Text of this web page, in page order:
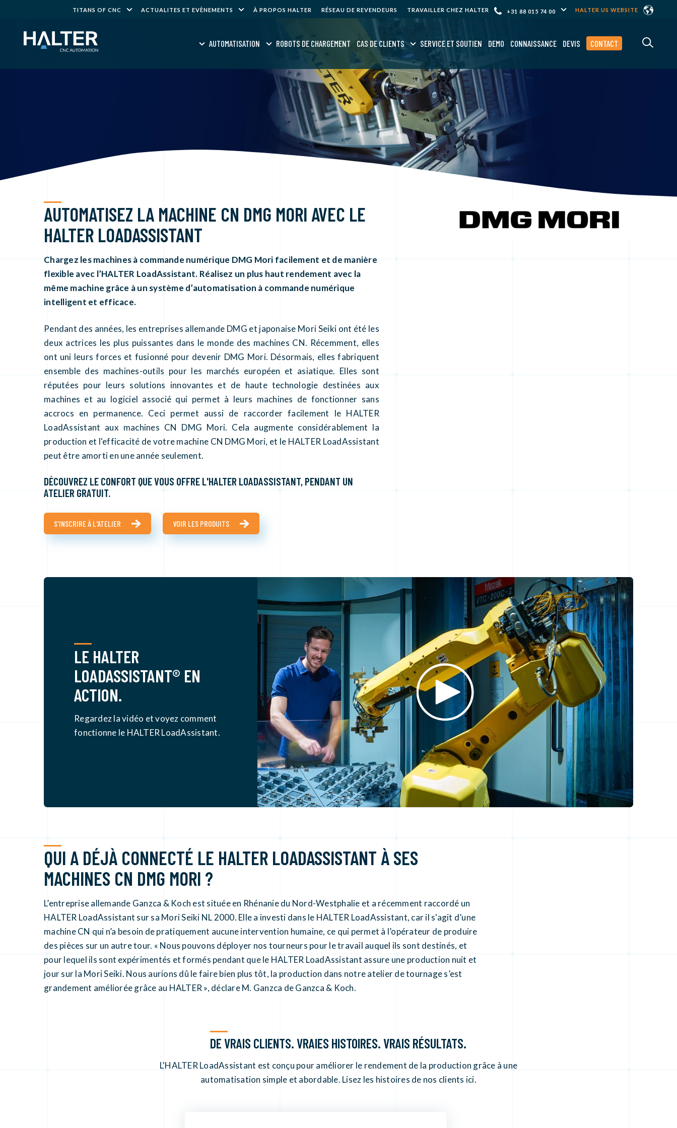
TITANS OF CNC ACTUALITES ET EVÈNEMENTS À PROPOS HALTER RÉSEAU DE REVENDEURS TRAVAILLER CHEZ HALTER +31 88 015 74 00 HALTER US WEBSITE
AUTOMATISATION ROBOTS DE CHARGEMENT CAS DE CLIENTS SERVICE ET SOUTIEN DEMO CONNAISSANCE DEVIS CONTACT
AUTOMATISEZ LA MACHINE CN DMG MORI AVEC LE
HALTER LOADASSISTANT
Chargez les machines à commande numérique DMG Mori facilement et de manière
flexible avec l’HALTER LoadAssistant. Réalisez un plus haut rendement avec la
même machine grâce à un système d’automatisation à commande numérique
intelligent et efficace.
Pendant des années, les entreprises allemande DMG et japonaise Mori Seiki ont été les
deux actrices les plus puissantes dans le monde des machines CN. Récemment, elles
ont uni leurs forces et fusionné pour devenir DMG Mori. Désormais, elles fabriquent
ensemble des machines-outils pour les marchés européen et asiatique. Elles sont
réputées pour leurs solutions innovantes et de haute technologie destinées aux
machines et au logiciel associé qui permet à leurs machines de fonctionner sans
accrocs en permanence. Ceci permet aussi de raccorder facilement le HALTER
LoadAssistant aux machines CN DMG Mori. Cela augmente considérablement la
production et l'efficacité de votre machine CN DMG Mori, et le HALTER LoadAssistant
peut être amorti en une année seulement.
DÉCOUVREZ LE CONFORT QUE VOUS OFFRE L'HALTER LOADASSISTANT, PENDANT UN
ATELIER GRATUIT.
S'INSCRIRE À L'ATELIER VOIR LES PRODUITS
LE HALTER
LOADASSISTANT® EN
ACTION.
Regardez la vidéo et voyez comment
fonctionne le HALTER LoadAssistant.
QUI A DÉJÀ CONNECTÉ LE HALTER LOADASSISTANT À SES
MACHINES CN DMG MORI ?
L’entreprise allemande Ganzca & Koch est située en Rhénanie du Nord-Westphalie et a récemment raccordé un
HALTER LoadAssistant sur sa Mori Seiki NL 2000. Elle a investi dans le HALTER LoadAssistant, car il s'agit d’une
machine CN qui n’a besoin de pratiquement aucune intervention humaine, ce qui permet à l’opérateur de produire
des pièces sur un autre tour. « Nous pouvons déployer nos tourneurs pour le travail auquel ils sont destinés, et
pour lequel ils sont expérimentés et formés pendant que le HALTER LoadAssistant assure une production nuit et
jour sur la Mori Seiki. Nous aurions dû le faire bien plus tôt, la production dans notre atelier de tournage s’est
grandement améliorée grâce au HALTER », déclare M. Ganzca de Ganzca & Koch.
DE VRAIS CLIENTS. VRAIES HISTOIRES. VRAIS RÉSULTATS.
L'HALTER LoadAssistant est conçu pour améliorer le rendement de la production grâce à une
automatisation simple et abordable. Lisez les histoires de nos clients ici.